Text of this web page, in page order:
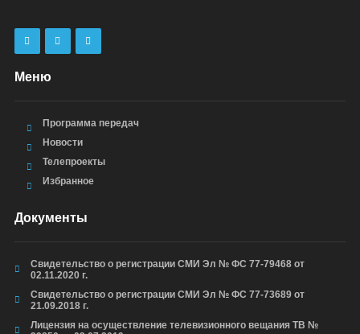
Меню
Программа передач
Новости
Телепроекты
Избранное
Документы
Свидетельство о регистрации СМИ Эл № ФС 77-79468 от
02.11.2020 г.
Свидетельство о регистрации СМИ Эл № ФС 77-73689 от
21.09.2018 г.
Лицензия на осуществление телевизионного вещания ТВ №